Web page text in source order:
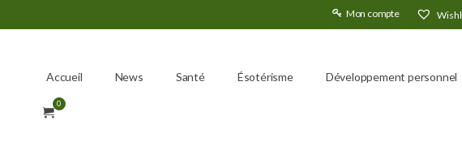
Mon compte
Accueil News Santé Ésotérisme Développement personnel
0